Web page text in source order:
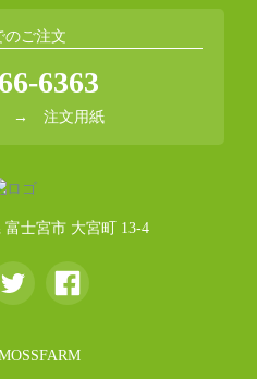
のご注文
6363
→ 注文用紙
富士宮市 大宮町 13-4